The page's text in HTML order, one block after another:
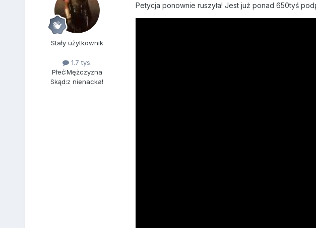
Stały użytkownik
1.7 tys.
Płeć:Mężczyzna
Skąd:z nienacka!
Petycja ponownie ruszyła! Jest już ponad 650tyś